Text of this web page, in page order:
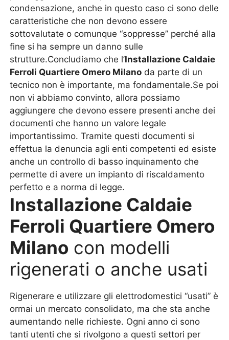
condensazione, anche in questo caso ci sono delle
caratteristiche che non devono essere
sottovalutate o comunque “soppresse” perché alla
fine si ha sempre un danno sulle
strutture.Concludiamo che l’Installazione Caldaie
Ferroli Quartiere Omero Milano da parte di un
tecnico non è importante, ma fondamentale.Se poi
non vi abbiamo convinto, allora possiamo
aggiungere che devono essere presenti anche dei
documenti che hanno un valore legale
importantissimo. Tramite questi documenti si
effettua la denuncia agli enti competenti ed esiste
anche un controllo di basso inquinamento che
permette di avere un impianto di riscaldamento
perfetto e a norma di legge.
Installazione Caldaie
Ferroli Quartiere Omero
Milano con modelli
rigenerati o anche usati
Rigenerare e utilizzare gli elettrodomestici “usati” è
ormai un mercato consolidato, ma che sta anche
aumentando nelle richieste. Ogni anno ci sono
tanti utenti che si rivolgono a questi settori per